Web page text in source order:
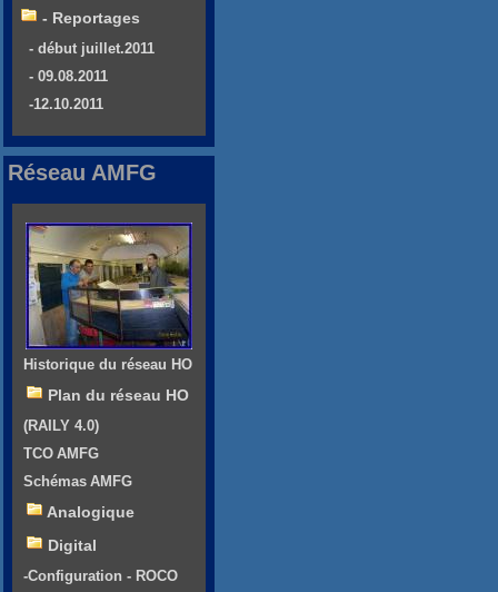
- Reportages
- début juillet.2011
- 09.08.2011
-12.10.2011
Réseau AMFG
Historique du réseau HO
Plan du réseau HO
(RAILY 4.0)
TCO AMFG
Schémas AMFG
Analogique
Digital
-Configuration - ROCO